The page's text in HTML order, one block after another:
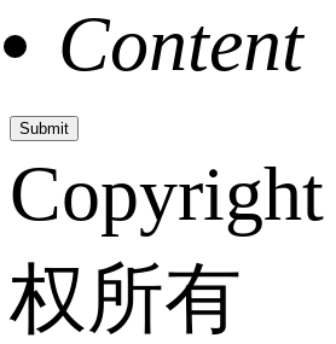
Content
权所有